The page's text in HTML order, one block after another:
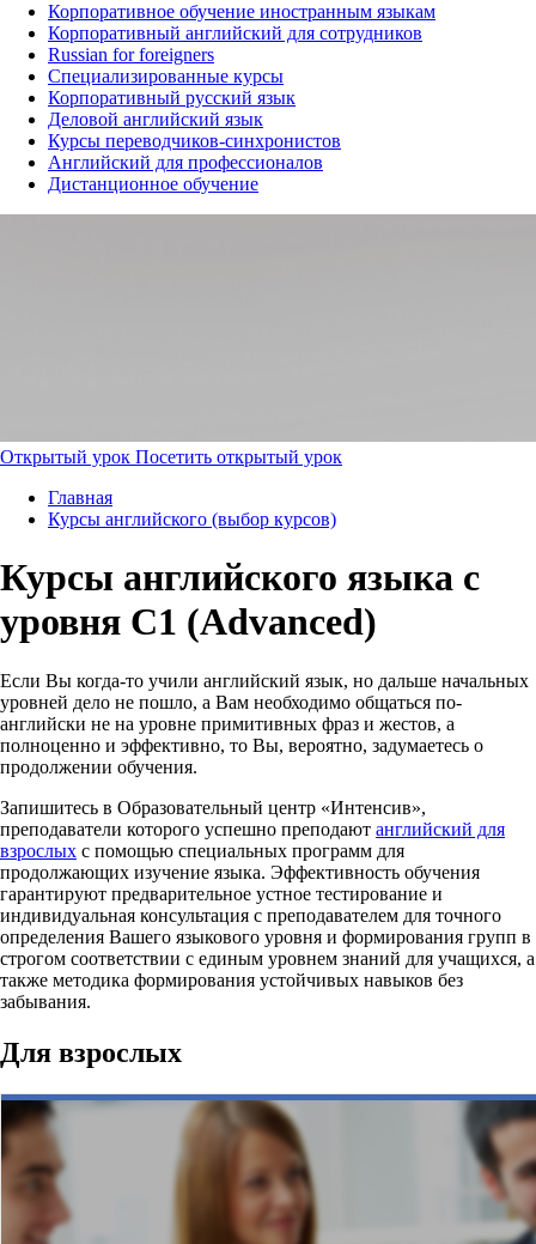
Корпоративное обучение иностранным языкам
Корпоративный английский для сотрудников
Russian for foreigners
Специализированные курсы
Корпоративный русский язык
Деловой английский язык
Курсы переводчиков-синхронистов
Английский для профессионалов
Дистанционное обучение
Открытый урок Посетить открытый урок
Главная
Курсы английского (выбор курсов)
Курсы английского языка с
уровня C1 (Advanced)
Если Вы когда-то учили английский язык, но дальше начальных
уровней дело не пошло, а Вам необходимо общаться по-
английски не на уровне примитивных фраз и жестов, а
полноценно и эффективно, то Вы, вероятно, задумаетесь о
продолжении обучения.
Запишитесь в Образовательный центр «Интенсив»,
преподаватели которого успешно преподают английский для
взрослых с помощью специальных программ для
продолжающих изучение языка. Эффективность обучения
гарантируют предварительное устное тестирование и
индивидуальная консультация с преподавателем для точного
определения Вашего языкового уровня и формирования групп в
строгом соответствии с единым уровнем знаний для учащихся, а
также методика формирования устойчивых навыков без
забывания.
Для взрослых